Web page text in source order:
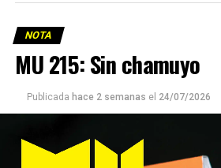
NOTA
MU 215: Sin chamuyo
Publicada hace 2 semanas el 24/07/2026